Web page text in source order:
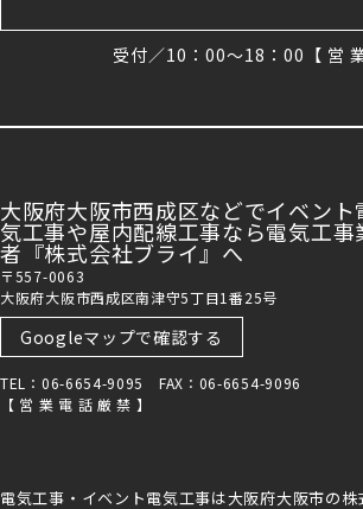
受付／10：00～18：00【 営
大阪府大阪市西成区などでイベント
気工事や屋内配線工事なら電気工事
者『株式会社ブライ』へ
〒557-0063
大阪府大阪市西成区南津守5丁目1番25号
Googleマップで確認する
TEL：06-6654-9095 FAX：06-6654-9096
【 営 業 電 話 厳 禁 】
電気工事・イベント電気工事は大阪府大阪市の株